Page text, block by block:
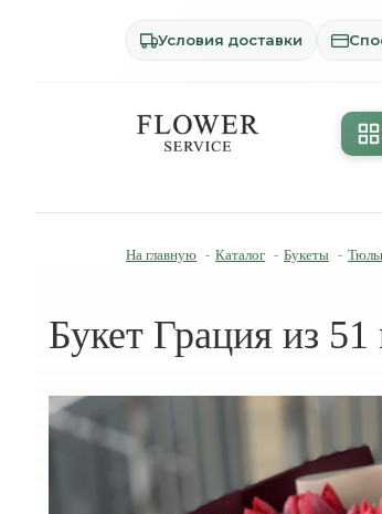
Условия доставки
На главную - Каталог - Букеты -
Букет Грация из